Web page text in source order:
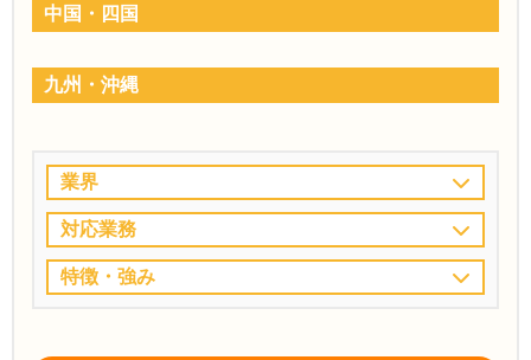
中国・四国
九州・沖縄
業界
対応業務
特徴・強み